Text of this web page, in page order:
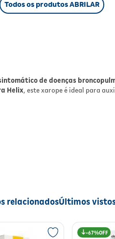
sintomasrelacionados ao
e congestão respiratória.
de Abrilar 7mg Xarope, espera-
sensação de bem-
orientações de uso conforme a
mínima do tratamento é de uma
ser estendida conforme
médica. É importante seguir as
Todos os produtos ABRILAR
de doenças
Helix, este xarope é ideal para
para respirar, proporcionando
relacionadosÚltimos
67%